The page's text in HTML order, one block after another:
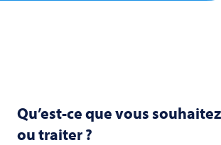
Qu’est-ce que vous
ou traiter ?